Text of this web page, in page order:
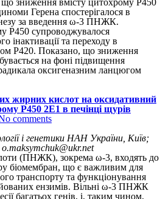
зниження вмісту цитохрому Р450
Герена спостерігалося в
за введення ω-3 ПНЖК.
Р450 супроводжувалося
інактивації та переходу в
Р420. Показано, що зниження
на фоні підвищення
оксигеназним ланцюгом
жирних кислот на оксидативний
Р450 2Е1 в печінці щурів
comments
і генетики НАН України, Київ;
(ПНЖК), зокрема ω-3, входять до
біомембран, що є важливим для
транспорту та функціонування
ензимів. Вільні ω-3 ПНЖК
багатьох генів, і, таким чином,